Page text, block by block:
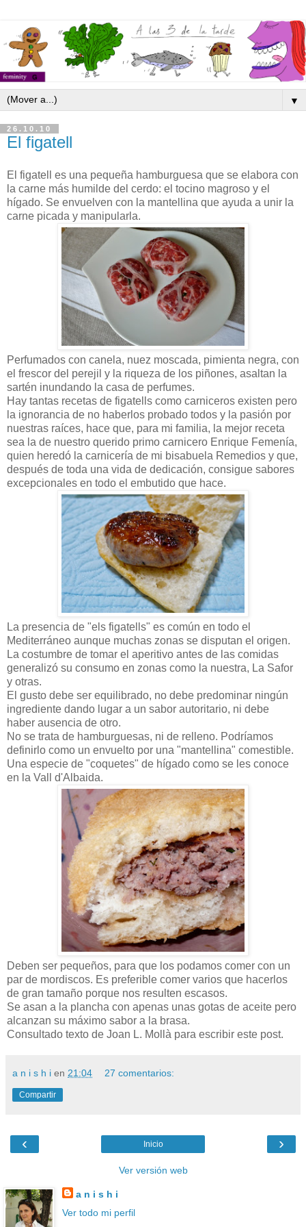
▼
26.10.10
El figatell
El figatell es una pequeña hamburguesa que se elabora con
la carne más humilde del cerdo: el tocino magroso y el
hígado. Se envuelven con la mantellina que ayuda a unir la
carne picada y manipularla.
Perfumados con canela, nuez moscada, pimienta negra, con
el frescor del perejil y la riqueza de los piñones, asaltan la
sartén inundando la casa de perfumes.
Hay tantas recetas de figatells como carniceros existen pero
la ignorancia de no haberlos probado todos y la pasión por
nuestras raíces, hace que, para mi familia, la mejor receta
sea la de nuestro querido primo carnicero Enrique Femenía,
quien heredó la carnicería de mi bisabuela Remedios y que,
después de toda una vida de dedicación, consigue sabores
excepcionales en todo el embutido que hace.
La presencia de "els figatells" es común en todo el
Mediterráneo aunque muchas zonas se disputan el origen.
La costumbre de tomar el aperitivo antes de las comidas
generalizó su consumo en zonas como la nuestra, La Safor
y otras.
El gusto debe ser equilibrado, no debe predominar ningún
ingrediente dando lugar a un sabor autoritario, ni debe
haber ausencia de otro.
No se trata de hamburguesas, ni de relleno. Podríamos
definirlo como un envuelto por una "mantellina" comestible.
Una especie de "coquetes" de hígado como se les conoce
en la Vall d'Albaida.
Deben ser pequeños, para que los podamos comer con un
par de mordiscos. Es preferible comer varios que hacerlos
de gran tamaño porque nos resulten escasos.
Se asan a la plancha con apenas unas gotas de aceite pero
alcanzan su máximo sabor a la brasa.
Consultado texto de Joan L. Mollà para escribir este post.
a n i s h i en 21:04 27 comentarios:
Compartir
‹ ›
Inicio
Ver versión web
a n i s h i
Ver todo mi perfil